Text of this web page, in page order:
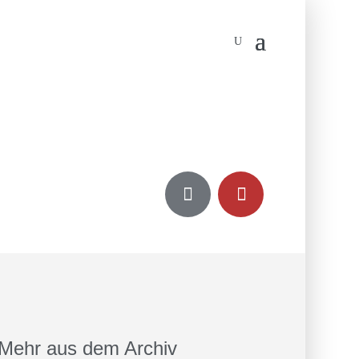
Mehr aus dem Archiv